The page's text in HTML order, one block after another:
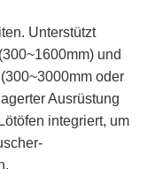
Unterstützt
und
oder
Ausrüstung
integriert, um